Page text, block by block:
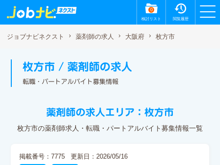
0
検討リスト 閲覧履歴
ジョブナビネクスト 薬剤師の求人 大阪府 枚方市
枚方市 / 薬剤師の求人
転職・パートアルバイト募集情報
薬剤師の求人エリア：枚方市
枚方市の薬剤師求人・転職・パートアルバイト募集情報一覧
掲載番号：7775 更新日：2026/05/16